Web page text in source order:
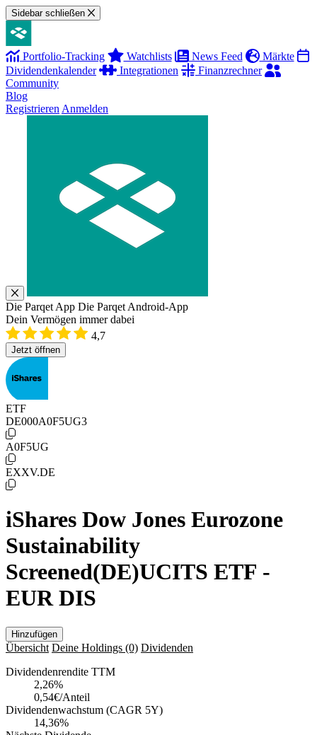
Sidebar schließen
Portfolio-Tracking Watchlists News Feed
Märkte
Dividendenkalender
Integrationen
Finanzrechner
Community
Blog
Registrieren Anmelden
Die Parqet App Die Parqet Android-App
Dein Vermögen immer dabei
4,7
Jetzt öffnen
ETF
DE000A0F5UG3
A0F5UG
EXXV.DE
iShares Dow Jones Eurozone
Sustainability
Screened(DE)UCITS ETF -
EUR DIS
Hinzufügen
Übersicht Deine Holdings (0) Dividenden
Dividendenrendite TTM
2,26%
0,54€/Anteil
Dividendenwachstum (CAGR 5Y)
14,36%